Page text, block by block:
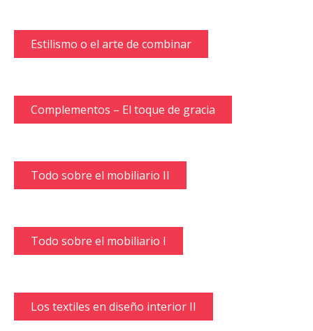
Estilismo o el arte de combinar
Complementos – El toque de gracia
Todo sobre el mobiliario II
Todo sobre el mobiliario I
Los textiles en diseño interior II